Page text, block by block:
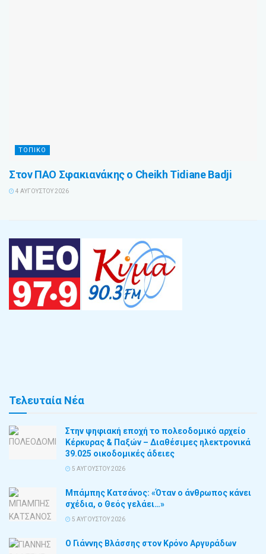
ΤΟΠΙΚΟ
Στον ΠΑΟ Σφακιανάκης ο Cheikh Tidiane Badji
4 ΑΥΓΟΎΣΤΟΥ 2026
Τελευταία Νέα
Στην ψηφιακή εποχή το πολεοδομικό αρχείο
Κέρκυρας & Παξών – Διαθέσιμες ηλεκτρονικά
39.025 οικοδομικές άδειες
5 ΑΥΓΟΎΣΤΟΥ 2026
Μπάμπης Κατσάνος: «Όταν ο άνθρωπος κάνει
σχέδια, ο Θεός γελάει…»
5 ΑΥΓΟΎΣΤΟΥ 2026
Ο Γιάννης Βλάσσης στον Κρόνο Αργυράδων